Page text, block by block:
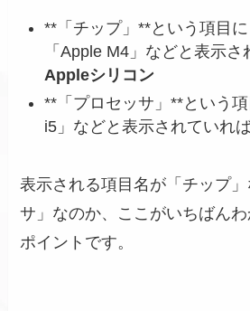
**「チップ」**という項目に
「Apple M4」などと表示
Appleシリコン
**「プロセッサ」**という
i5」などと表示されていれ
表示される項目名が「チップ
サ」なのか、ここがいちばん
ポイントです。